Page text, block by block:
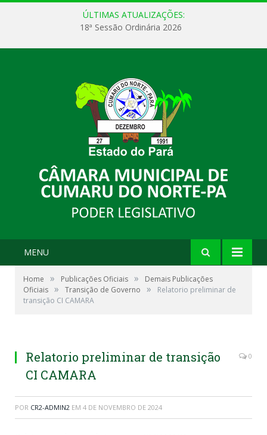
ÚLTIMAS ATUALIZAÇÕES:
18ª Sessão Ordinária 2026
MENU
Home » Publicações Oficiais »
Demais Publicações
Oficiais » Transição de Governo »
Relatorio preliminar de
transição CI CAMARA
Relatorio preliminar de transição
CI CAMARA
0
POR CR2-ADMIN2 EM 4 DE NOVEMBRO DE 2024